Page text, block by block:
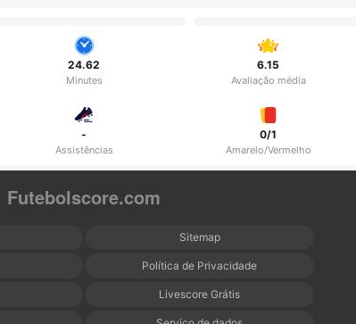
24.62
Minutes
6.15
Avaliação média
-
Assistências
0/1
Amarelo/Vermelho
Futebolscore.com
Sitemap
Política de Privacidade
Livescore Grátis